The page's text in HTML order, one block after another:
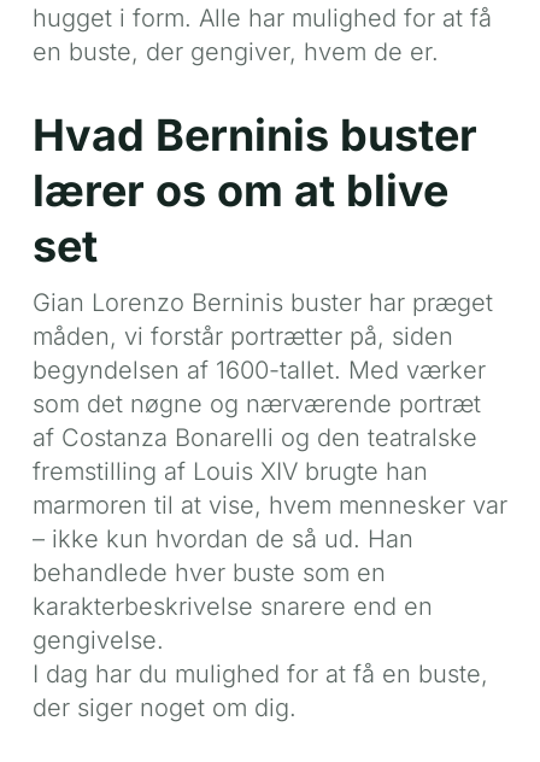
hugget i form. Alle har mulighed for at få
en buste, der gengiver, hvem de er.
Hvad Berninis buster
lærer os om at blive
set
Gian Lorenzo Berninis buster har præget
måden, vi forstår portrætter på, siden
begyndelsen af 1600-tallet. Med værker
som det nøgne og nærværende portræt
af Costanza Bonarelli og den teatralske
fremstilling af Louis XIV brugte han
marmoren til at vise, hvem mennesker var
– ikke kun hvordan de så ud. Han
behandlede hver buste som en
karakterbeskrivelse snarere end en
gengivelse.
I dag har du mulighed for at få en buste,
der siger noget om dig.